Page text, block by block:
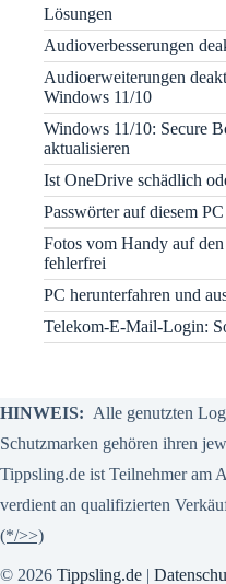
Lösungen
Audioverbesserungen
Audioerweiterungen
Windows 11/10
Windows 11/10: Secure
aktualisieren
Ist OneDrive schädlich
Passwörter auf diesem
Fotos vom Handy auf
fehlerfrei
PC herunterfahren und
Telekom-E-Mail-Login:
HINWEIS: Alle genutzten
Schutzmarken gehören ihren
Tippsling.de ist Teilnehmer am
verdient an qualifizierten
(*/>>)
© 2026 Tippsling.de |